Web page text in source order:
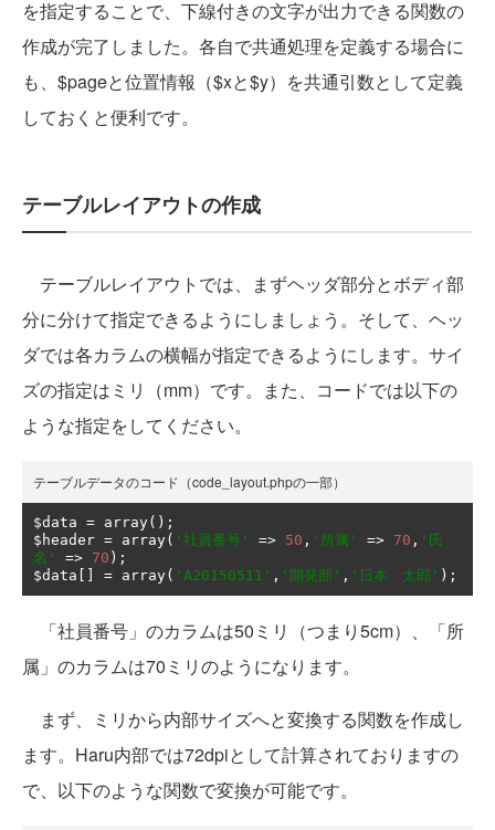
を指定することで、下線付きの文字が出力できる関数の
作成が完了しました。各自で共通処理を定義する場合に
も、$pageと位置情報（$xと$y）を共通引数として定義
しておくと便利です。
テーブルレイアウトの作成
テーブルレイアウトでは、まずヘッダ部分とボディ部
分に分けて指定できるようにしましょう。そして、ヘッ
ダでは各カラムの横幅が指定できるようにします。サイ
ズの指定はミリ（mm）です。また、コードでは以下の
ような指定をしてください。
テーブルデータのコード（code_layout.phpの一部）
$data = array();
$header = array( '社員番号' => 50 , '所属' => 70 , '氏
名'
=> 70 );
$data
= array( 'A20150511' , '開発部' , '日本　太郎' );
「社員番号」のカラムは50ミリ（つまり5cm）、「所
属」のカラムは70ミリのようになります。
まず、ミリから内部サイズへと変換する関数を作成し
ます。Haru内部では72dpiとして計算されておりますの
で、以下のような関数で変換が可能です。